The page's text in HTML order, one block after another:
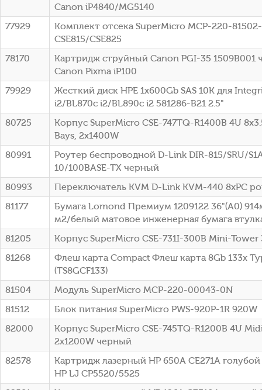
Canon iP4840/MG5140
77929
Комплект отсека SuperMicro MCP-220-
CSE815/CSE825
78170
Картридж струйный Canon PGI-35 1509B001
Canon Pixma iP100
79929
Жесткий диск HPE 1x600Gb SAS 10K для
i2/BL870c i2/BL890c i2 581286-B21 2.5"
80725
Корпус SuperMicro CSE-747TQ-R1400B 4U
Bays, 2x1400W
80991
Роутер беспроводной D-Link DIR-815/SRU/
10/100BASE-TX черный
80993
Переключатель KVM D-Link KVM-440 8xPC
81177
Бумага Lomond Премиум 1209122 36"(A0)
м2/белый матовое инженерная бумага
81205
Корпус SuperMicro CSE-731I-300B Mini-Tower
81268
Флеш карта Compact Флеш карта 8Gb 133x
(TS8GCF133)
81504
Модуль SuperMicro MCP-220-00043-0N
81512
Блок питания SuperMicro PWS-920P-1R 920W
82000
Корпус SuperMicro CSE-745TQ-R1200B 4U
2x1200W черный
82578
Картридж лазерный HP 650A CE271A голубой
HP LJ CP5520/5525